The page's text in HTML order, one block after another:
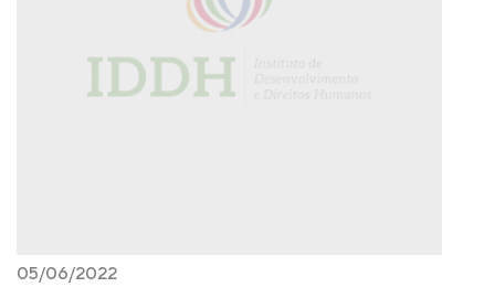
05/06/2022